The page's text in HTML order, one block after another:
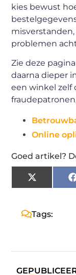
kies bewust
problemen
Zie deze
daarna dieper
een winkel zelf
Online
Goed artikel?
X
(Twitter)
Tags: